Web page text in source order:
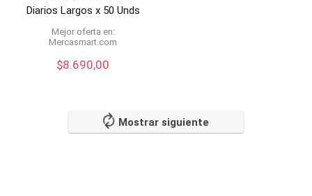
Diarios Largos x 50 Unds
Mejor oferta en:
mercasmart.com
$8.690,00
Mostrar siguiente